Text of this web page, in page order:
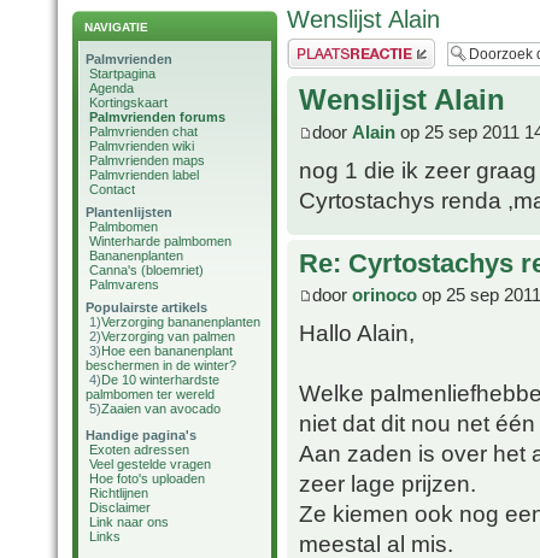
NAVIGATIE
Palmvrienden
Startpagina
Agenda
Kortingskaart
Palmvrienden forums
Palmvrienden chat
Palmvrienden wiki
Palmvrienden maps
Palmvrienden label
Contact
Plantenlijsten
Palmbomen
Winterharde palmbomen
Bananenplanten
Canna's (bloemriet)
Palmvarens
Populairste artikels
1)Verzorging bananenplanten
2)Verzorging van palmen
3)Hoe een bananenplant
beschermen in de winter?
4)De 10 winterhardste
palmbomen ter wereld
5)Zaaien van avocado
Handige pagina's
Exoten adressen
Veel gestelde vragen
Hoe foto's uploaden
Richtlijnen
Disclaimer
Link naar ons
Links
Wenslijst Alain
Plaats een reactie
Wenslijst Alain
door Alain op 25 sep 2011
nog 1 die ik zeer
Cyrtostachys renda
Re: Cyrtostachys
door orinoco op 25 sep
Hallo Alain,
Welke
niet dat dit nou net
Aan zaden is over het
zeer lage prijzen.
Ze kiemen ook nog
meestal al mis.